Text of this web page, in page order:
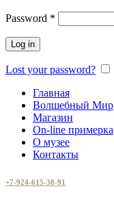
Password *
Log in
Lost your password?
Главная
Волшебный Мир
Магазин
On-line примерка
О музее
Контакты
+7-924-615-38-91